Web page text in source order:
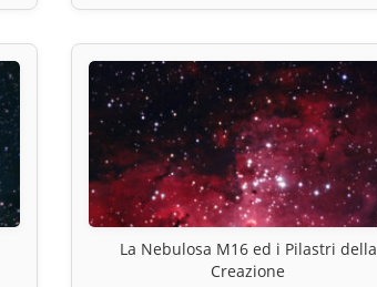
La Nebulosa M16 ed i Pilastri della
Creazione